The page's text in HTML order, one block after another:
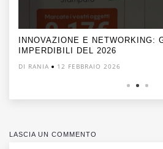
INNOVAZIONE E NETWORKING:
IMPERDIBILI DEL 2026
DI RANIA 12 FEBBRAIO 2026
LASCIA UN COMMENTO